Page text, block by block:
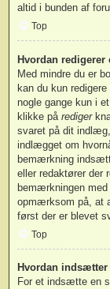
altid i bunden af
Top
Hvordan
Med mindre du er
kan du kun
nogle gange kun i
klikke på rediger
svaret på dit
indlægget om
bemærkning
eller redaktører der
bemærkningen
opmærksom på, at
først der er blevet
Top
Hvordan
For et indsætte en